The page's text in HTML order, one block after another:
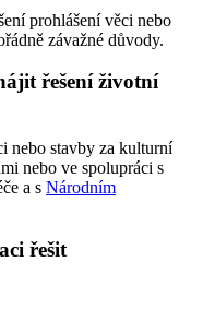
prohlášení věci nebo
závažné důvody.
řešení životní
nebo stavby za kulturní
nebo ve spolupráci s
a s Národním
řešit